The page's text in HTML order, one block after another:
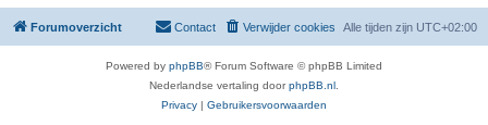
Forumoverzicht Alle tijden zijn UTC+02:00
Verwijder cookies
Contact
Powered by phpBB® Forum Software © phpBB Limited
Nederlandse vertaling doorphpBB.nl
Privacy | Gebruikersvoorwaarden